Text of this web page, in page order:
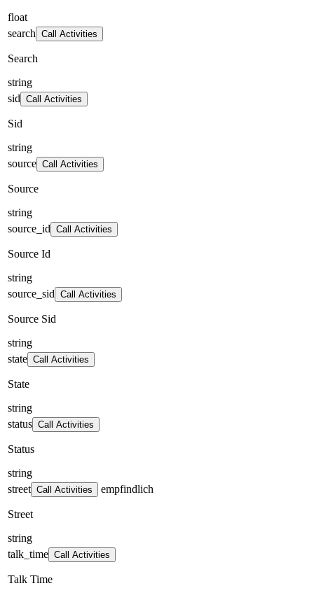
float
search Call Activities
Search
string
sid Call Activities
Sid
string
source Call Activities
Source
string
source_id Call Activities
Source Id
string
source_sid Call Activities
Source Sid
string
state Call Activities
State
string
status Call Activities
Status
string
street Call Activities empfindlich
Street
string
talk_time Call Activities
Talk Time